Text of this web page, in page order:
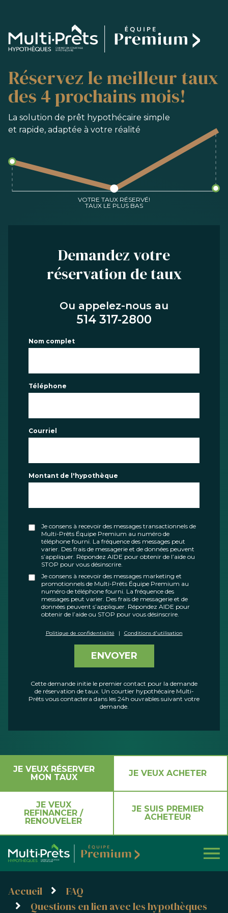
ACHAT
REFINANCEMENT
RENOUVELLEMENT
PRÉ-AUTORISATION
OUTILS
NOUS JOINDRE
ÉQUIPE
Réservez le meilleur taux
des 4 prochains mois!
La solution de prêt hypothécaire simple
et rapide, adaptée à votre réalité
VOTRE TAUX RÉSERVÉ!
TAUX LE PLUS BAS
Demandez votre
réservation de taux
Ou appelez-nous au
514 317-2800
Nom complet
Téléphone
Courriel
Montant de l'hypothèque
Je consens à recevoir des messages transactionnels de
Multi-Prêts Équipe Premium au numéro de
téléphone fourni. La fréquence des messages peut
varier. Des frais de messagerie et de données peuvent
s’appliquer. Répondez AIDE pour obtenir de l’aide ou
STOP pour vous désinscrire.
Je consens à recevoir des messages marketing et
promotionnels de Multi-Prêts Équipe Premium au
numéro de téléphone fourni. La fréquence des
messages peut varier. Des frais de messagerie et de
données peuvent s’appliquer. Répondez AIDE pour
obtenir de l’aide ou STOP pour vous désinscrire.
Politique de confidentialité | Conditions d'utilisation
ENVOYER
Cette demande initie le premier contact pour la demande
de réservation de taux. Un courtier hypothécaire Multi-
Prêts vous contactera dans les 24h ouvrables suivant votre
demande.
JE VEUX RÉSERVER
MON TAUX
JE VEUX ACHETER
JE VEUX
REFINANCER /
RENOUVELER
JE SUIS PREMIER
ACHETEUR
Accueil
FAQ
Questions en lien avec les hypothèques